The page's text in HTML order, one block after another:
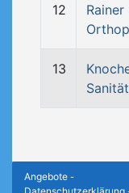
12
13
Angebote -